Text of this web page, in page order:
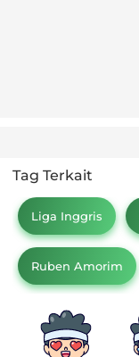
Tag Terkait
Liga Inggris
Ruben Amorim